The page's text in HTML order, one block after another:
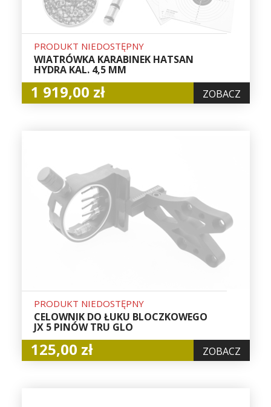
PRODUKT NIEDOSTĘPNY
WIATRÓWKA KARABINEK HATSAN
HYDRA KAL. 4,5 MM
1 919,00 zł ZOBACZ
PRODUKT NIEDOSTĘPNY
CELOWNIK DO ŁUKU BLOCZKOWEGO
JX 5 PINÓW TRU GLO
125,00 zł ZOBACZ